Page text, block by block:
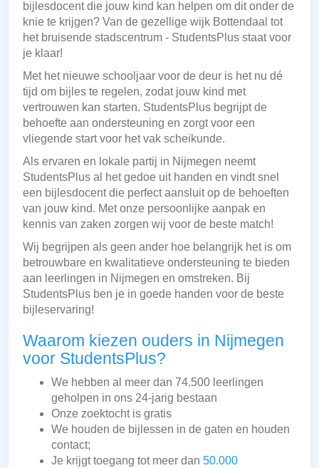
bijlesdocent die jouw kind kan helpen om dit onder de
knie te krijgen? Van de gezellige wijk Bottendaal tot
het bruisende stadscentrum - StudentsPlus staat voor
je klaar!
Met het nieuwe schooljaar voor de deur is het nu dé
tijd om bijles te regelen, zodat jouw kind met
vertrouwen kan starten. StudentsPlus begrijpt de
behoefte aan ondersteuning en zorgt voor een
vliegende start voor het vak scheikunde.
Als ervaren en lokale partij in Nijmegen neemt
StudentsPlus al het gedoe uit handen en vindt snel
een bijlesdocent die perfect aansluit op de behoeften
van jouw kind. Met onze persoonlijke aanpak en
kennis van zaken zorgen wij voor de beste match!
Wij begrijpen als geen ander hoe belangrijk het is om
betrouwbare en kwalitatieve ondersteuning te bieden
aan leerlingen in Nijmegen en omstreken. Bij
StudentsPlus ben je in goede handen voor de beste
bijleservaring!
Waarom kiezen ouders in Nijmegen
voor StudentsPlus?
We hebben al meer dan 74.500 leerlingen
geholpen in ons 24-jarig bestaan
Onze zoektocht is gratis
We houden de bijlessen in de gaten en houden
contact;
Je krijgt toegang tot meer dan 50.000